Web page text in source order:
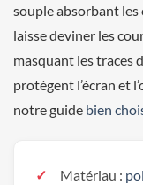
souple absorbant les
laisse deviner les
masquant les traces
protègent l’écran et
notre guide bien
Matériau :